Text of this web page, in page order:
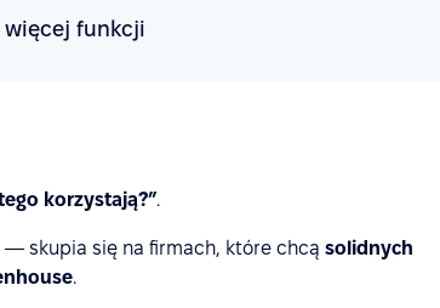
więcej funkcji
korzystają?”.
skupia się na firmach, które chcą solidnych
.